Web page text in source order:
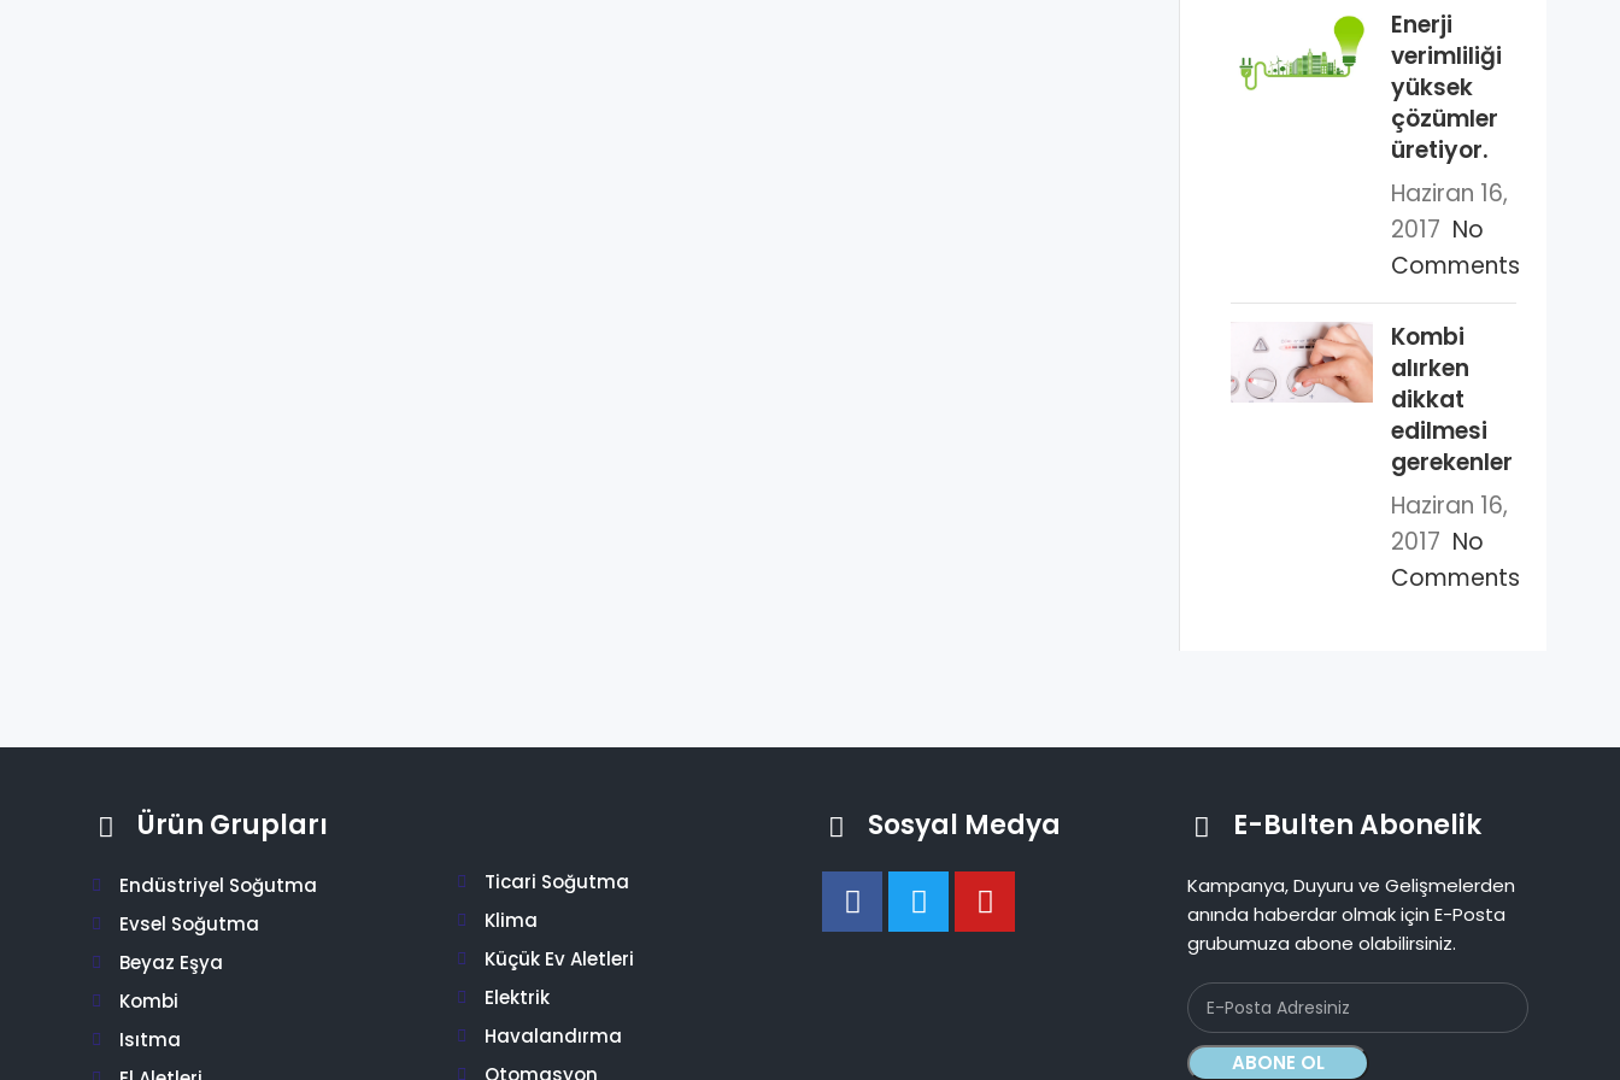
Enerji
verimliliği
yüksek
çözümler
üretiyor.
Haziran 16,
2017 No
Comments
Kombi
alırken
dikkat
edilmesi
gerekenler
Haziran 16,
2017 No
Comments
Ürün Grupları
Endüstriyel Soğutma
Evsel Soğutma
Beyaz Eşya
Kombi
Isıtma
Ticari Soğutma
Klima
Küçük Ev Aletleri
Elektrik
Havalandırma
Otomasyon
Sosyal Medya E-Bulten Abonelik
Kampanya, Duyuru ve Gelişmelerden
anında haberdar olmak için E-Posta
grubumuza abone olabilirsiniz.